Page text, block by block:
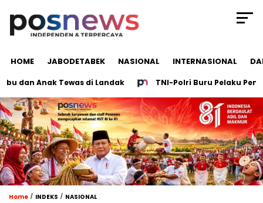
HOME JABODETABEK NASIONAL INTERNASIONAL
Anak Tewas di Landak TNI-Polri Buru Pelaku
Home / INDEKS / NASIONAL